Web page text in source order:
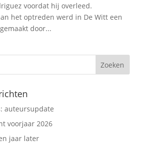
voordat hij overleed.
het optreden werd in De Witt een
door...
auteursupdate
voorjaar 2026
jaar later